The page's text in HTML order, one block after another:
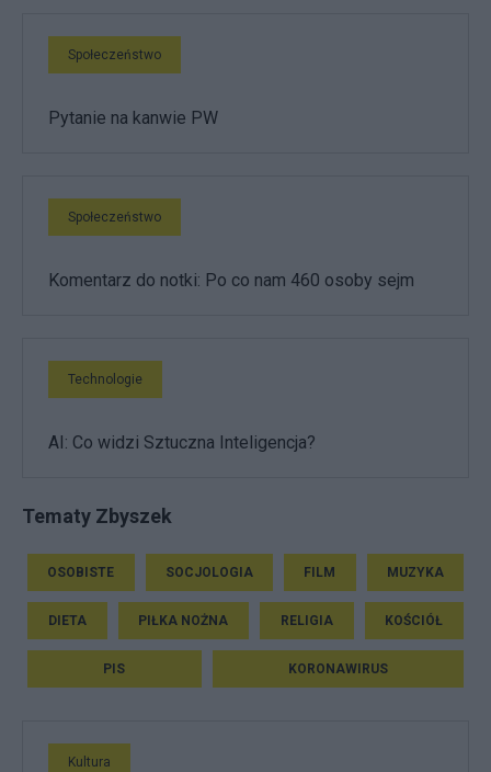
Społeczeństwo
Pytanie na kanwie PW
Społeczeństwo
Komentarz do notki: Po co nam 460 osoby sejm
Technologie
AI: Co widzi Sztuczna Inteligencja?
Tematy Zbyszek
OSOBISTE SOCJOLOGIA FILM MUZYKA
DIETA PIŁKA NOŻNA RELIGIA KOŚCIÓŁ
PIS KORONAWIRUS
Kultura